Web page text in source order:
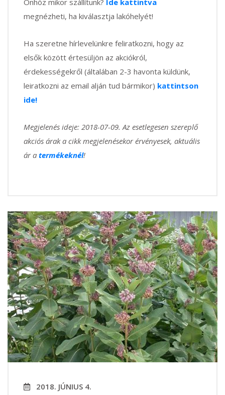
Önhöz mikor szállítunk? Ide kattintva
megnézheti, ha kiválasztja lakóhelyét!
Ha szeretne hírlevelünkre feliratkozni, hogy az
elsők között értesüljön az akciókról,
érdekességekről (általában 2-3 havonta küldünk,
leiratkozni az email alján tud bármikor) kattintson
ide!
Megjelenés ideje: 2018-07-09. Az esetlegesen szereplő
akciós árak a cikk megjelenésekor érvényesek, aktuális
ár a termékeknél!
2018. JÚNIUS 4.